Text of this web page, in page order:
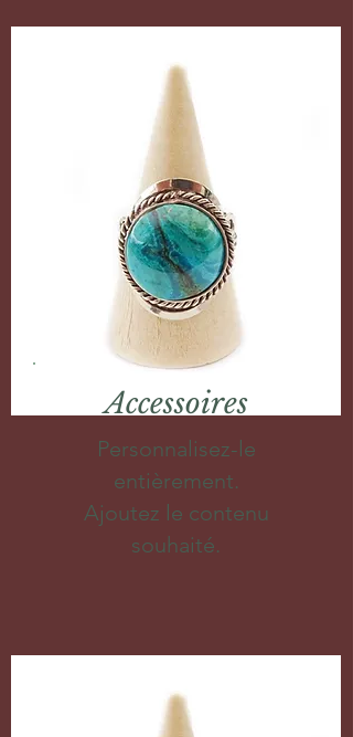
Accessoires
Personnalisez-le
entièrement.
Ajoutez le contenu
souhaité.